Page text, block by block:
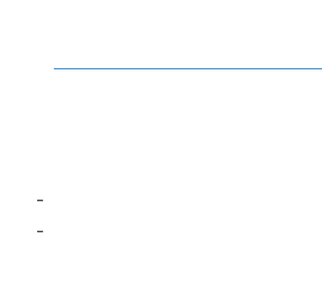
–
–